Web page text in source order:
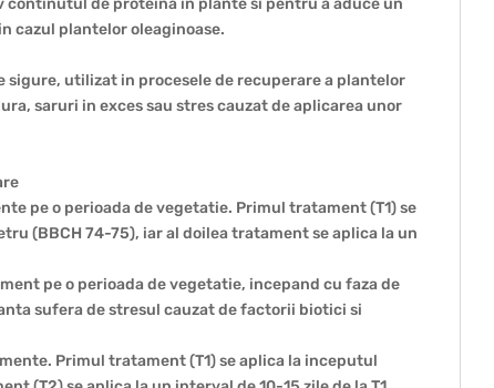
de proteina in plante si pentru a aduce un
cazul plantelor oleaginoase.
utilizat in procesele de recuperare a plantelor
saruri in exces sau stres cauzat de aplicarea unor
pe o perioada de vegetatie. Primul tratament (T1) se
(BBCH 74-75), iar al doilea tratament se aplica la un
pe o perioada de vegetatie, incepand cu faza de
sufera de stresul cauzat de factorii biotici si
Primul tratament (T1) se aplica la inceputul